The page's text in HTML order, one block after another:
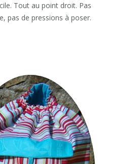
Tout au point droit. Pas
pas de pressions à poser.